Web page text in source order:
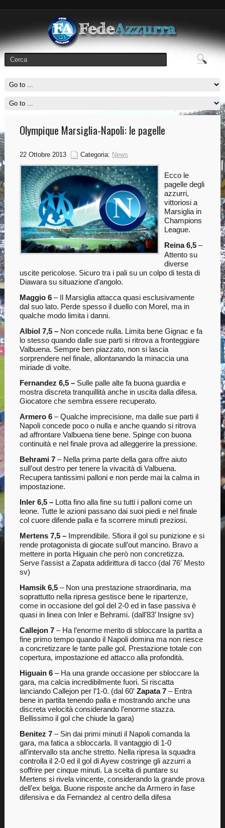
Olympique Marsiglia-Napoli: le pagelle
22 Ottobre 2013 Categoria: News
Ecco le
pagelle degli
azzurri,
vittoriosi a
Marsiglia in
Champions
League.
Reina 6,5 –
Attento su
diverse
uscite pericolose. Sicuro tra i pali su un colpo di testa di
Diawara su situazione d’angolo.
Maggio 6 – Il Marsiglia attacca quasi esclusivamente
dal suo lato. Perde spesso il duello con Morel, ma in
qualche modo limita i danni.
Albiol 7,5 –Non concede nulla. Limita bene Gignac e fa
lo stesso quando dalle sue parti si ritrova a fronteggiare
Valbuena. Sempre ben piazzato, non si lascia
sorprendere nel finale, allontanando la minaccia una
miriade di volte.
Fernandez 6,5 –Sulle palle alte fa buona guardia e
mostra discreta tranquillità anche in uscita dalla difesa.
Giocatore che sembra essere recuperato.
Armero 6 – Qualche imprecisione, ma dalle sue parti il
Napoli concede poco o nulla e anche quando si ritrova
ad affrontare Valbuena tiene bene. Spinge con buona
continuità e nel finale prova ad alleggerire la pressione.
Behrami 7– Nella prima parte della gara offre aiuto
sull’out destro per tenere la vivacità di Valbuena.
Recupera tantissimi palloni e non perde mai la calma in
impostazione.
Inler 6,5 – Lotta fino alla fine su tutti i palloni come un
leone. Tutte le azioni passano dai suoi piedi e nel finale
col cuore difende palla e fa scorrere minuti preziosi.
Mertens 7,5 –Imprendibile. Sfiora il gol su punizione e si
rende protagonista di giocate sull’out mancino. Bravo a
mettere in porta Higuain che però non concretizza.
Serve l’assist a Zapata addirittura di tacco (dal 76′ Mesto
sv)
Hamsik 6,5– Non una prestazione straordinaria, ma
soprattutto nella ripresa gestisce bene le ripartenze,
come in occasione del gol del 2-0 ed in fase passiva è
quasi in linea con Inler e Behrami. (dall’83’ Insigne sv)
Callejon 7 – Ha l’enorme merito di sbloccare la partita a
fine primo tempo quando il Napoli domina ma non riesce
a concretizzare le tante palle gol. Prestazione totale con
copertura, impostazione ed attacco alla profondità.
Higuain 6 – Ha una grande occasione per sbloccare la
gara, ma calcia incredibilmente fuori. Si riscatta
lanciando Callejon per l’1-0. (dal 60′ Zapata 7– Entra
bene in partita tenendo palla e mostrando anche una
discreta velocità considerando l’enorme stazza.
Bellissimo il gol che chiude la gara)
Benitez 7 – Sin dai primi minuti il Napoli comanda la
gara, ma fatica a sbloccarla. Il vantaggio di 1-0
all’intervallo sta anche stretto. Nella ripresa la squadra
controlla il 2-0 ed il gol di Ayew costringe gli azzurri a
soffrire per cinque minuti. La scelta di puntare su
Mertens si rivela vincente, considerando la grande prova
dell’ex belga. Buone risposte anche da Armero in fase
difensiva e da Fernandez al centro della difesa